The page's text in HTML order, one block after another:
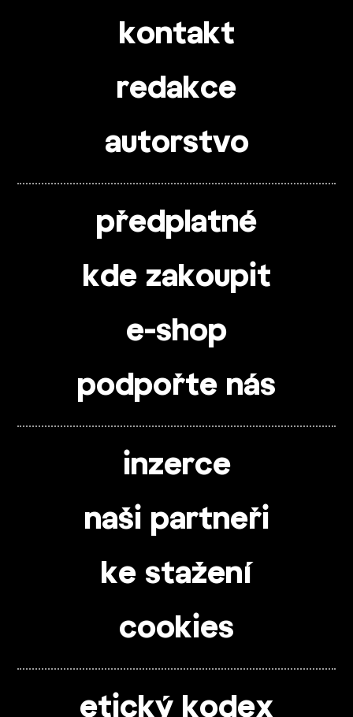
kontakt
redakce
autorstvo
předplatné
kde zakoupit
e-shop
podpořte nás
inzerce
naši partneři
ke stažení
cookies
etický kodex